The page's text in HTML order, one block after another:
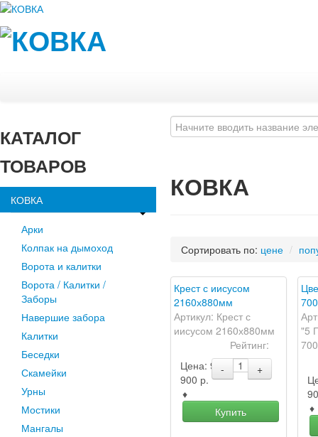
КАТАЛОГ
ТОВАРОВ
КОВКА
Арки
Колпак на дымоход
Ворота и калитки
Ворота / Калитки /
Заборы
Навершие забора
Калитки
Беседки
Скамейки
Урны
Мостики
Мангалы
КОВКА
Сортировать по: цене /
Крест с иисусом
2160х880мм
Артикул: Крест с
иисусом 2160х880мм
Рейтинг:
Цена: 9
900 р.
-
+
♦
Купить
"5
♦